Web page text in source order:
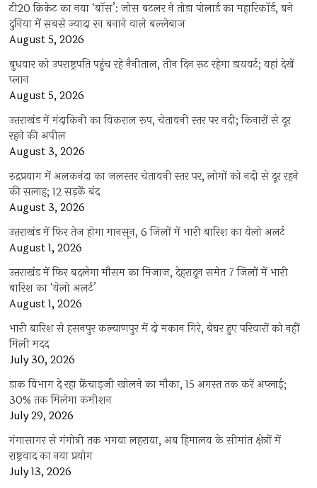
टी20 क्रिकेट का नया ‘बॉस’: जोस बटलर ने तोड़ा पोलार्ड का महारिकॉर्ड, बने
दुनिया में सबसे ज्यादा रन बनाने वाले बल्लेबाज
August 5, 2026
बुधवार को उपराष्ट्रपति पहुंच रहे नैनीताल, तीन दिन रूट रहेगा डायवर्ट; यहां देखें
प्‍लान
August 5, 2026
उत्तराखंड में मंदाकिनी का विकराल रूप, चेतावनी स्तर पर नदी; किनारों से दूर
रहने की अपील
August 3, 2026
रुद्रप्रयाग में अलकनंदा का जलस्तर चेतावनी स्तर पर, लोगों को नदी से दूर रहने
की सलाह; 12 सड़कें बंद
August 3, 2026
उत्तराखंड में फिर तेज होगा मानसून, 6 जिलों में भारी बारिश का येलो अलर्ट
August 1, 2026
उत्तराखंड में फिर बदलेगा मौसम का मिजाज, देहरादून समेत 7 जिलों में भारी
बारिश का ‘येलो अलर्ट’
August 1, 2026
भारी बारिश से हसनपुर कल्याणपुर में दो मकान गिरे, बेघर हुए परिवारों को नहीं
मिली मदद
July 30, 2026
डाक विभाग दे रहा फ्रेंचाइजी खोलने का मौका, 15 अगस्त तक करें अप्लाई;
30% तक मिलेगा कमीशन
July 29, 2026
गंगासागर से गंगोत्री तक भगवा लहराया, अब हिमालय के सीमांत क्षेत्रों में
राष्ट्रवाद का नया प्रयोग
July 13, 2026